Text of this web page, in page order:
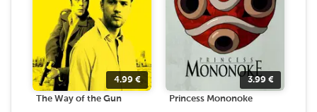
4.99 €
The Way of the Gun
3.99 €
Princess Mononoke